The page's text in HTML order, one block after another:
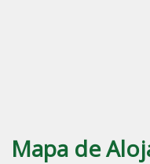
Mapa de